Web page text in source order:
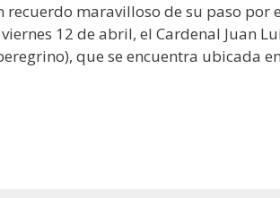
recuerdo maravilloso de su paso por
viernes 12 de abril, el Cardenal Juan
que se encuentra ubicada en